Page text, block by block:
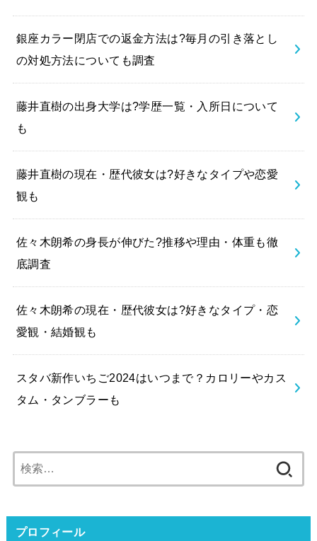
銀座カラー閉店での返金方法は?毎月の引き落とし
の対処方法についても調査
藤井直樹の出身大学は?学歴一覧・入所日について
も
藤井直樹の現在・歴代彼女は?好きなタイプや恋愛
観も
佐々木朗希の身長が伸びた?推移や理由・体重も徹
底調査
佐々木朗希の現在・歴代彼女は?好きなタイプ・恋
愛観・結婚観も
スタバ新作いちご2024はいつまで？カロリーやカス
タム・タンブラーも
索:
プロフィール